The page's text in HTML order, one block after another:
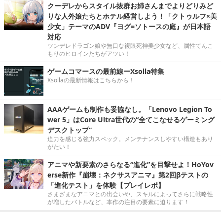
クーデレからスタイル抜群お姉さんまでよりどりみど
りな人外娘たちとホテル経営しよう！「クトゥルフ×美
少女」テーマのADV『ヨグ=ソトースの庭』が日本語
対応
ツンデレドラゴン娘や無口な複眼死神美少女など、属性てんこ
もりのヒロインたちがアツい！
ゲームコマースの最前線ーXsolla特集
Xsollaの最新情報はこちらから！
AAAゲームも制作も妥協なし。「Lenovo Legion To
wer 5」はCore Ultra世代の“全てこなせるゲーミング
デスクトップ”
迫力を感じる強力スペック。メンテナンスしやすい構造もあり
がたい！
アニマや新要素のさらなる“進化”を目撃せよ！HoYov
erse新作『崩壊：ネクサスアニマ』第2回βテストの
「進化テスト」を体験【プレイレポ】
さまざまなアニマとの出会いや、スキルによってさらに戦略性
が増したバトルなど、本作の注目の要素に迫ります！